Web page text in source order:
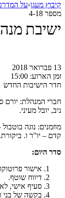
קיבוץ מעגן›על
מספר 4-18
ישיבת
13 פברואר 2018
זמן הארוע:
חדר הישיבות החדש
חברי המנהלת: יורם
ניב, יובל מעיני.
מוזמנים: נוגה
קדם – יו"ר ו. ביקורת.
סדר היום:
אישור פרוטוקול קודם 3-18
דיווח שוטף.
סעיף אישי,
בקשה של בני